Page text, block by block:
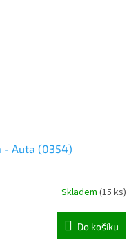
- Auta (0354)
Skladem (15 ks)
Do košíku